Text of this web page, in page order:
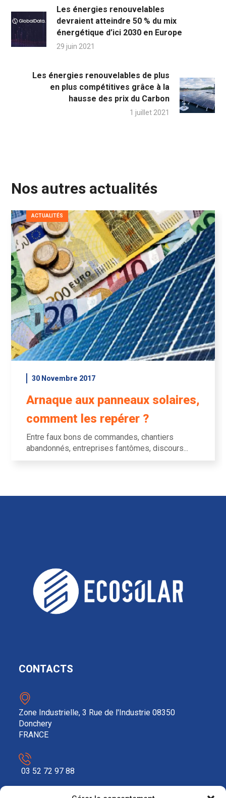
Les énergies renouvelables
devraient atteindre 50 % du mix
énergétique d’ici 2030 en Europe
29 juin 2021
Les énergies renouvelables de plus
en plus compétitives grâce à la
hausse des prix du Carbon
1 juillet 2021
Nos autres actualités
ACTUALITÉS
30 Novembre 2017
Arnaque aux panneaux solaires,
comment les repérer ?
Entre faux bons de commandes, chantiers
abandonnés, entreprises fantômes, discours...
CONTACTS
Zone Industrielle, 3 Rue de l'Industrie 08350
Donchery
FRANCE
03 52 72 97 88